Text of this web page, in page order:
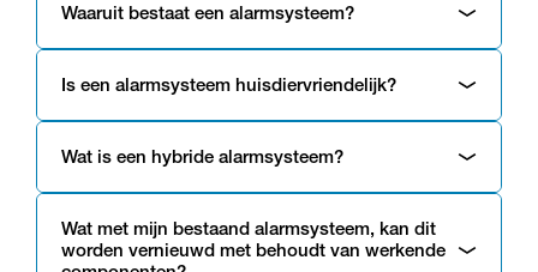
Waaruit bestaat een alarmsysteem?
Is een alarmsysteem huisdiervriendelijk?
Wat is een hybride alarmsysteem?
Wat met mijn bestaand alarmsysteem, kan dit
worden vernieuwd met behoudt van werkende